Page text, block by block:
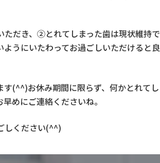
だき、②とれてしまった歯は現状維持で
うにいたわってお過ごしいただけると良
(^^)お休み期間に限らず、何かとれてし
めにご連絡くださいね。
しください(^^)